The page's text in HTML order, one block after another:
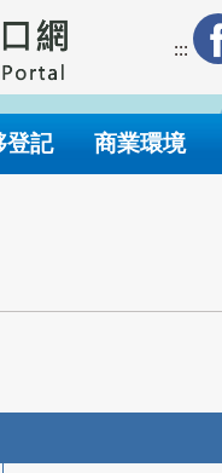
:::
登記 商業環境